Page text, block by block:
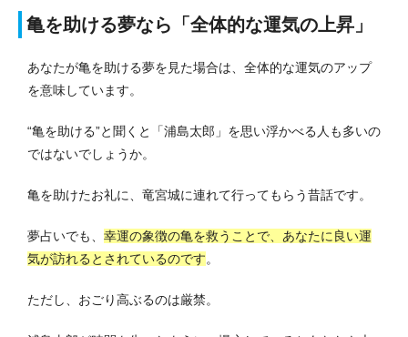
亀を助ける夢なら「全体的な運気の上昇」
あなたが亀を助ける夢を見た場合は、全体的な運気のアップ
を意味しています。
“亀を助ける”と聞くと「浦島太郎」を思い浮かべる人も多いの
ではないでしょうか。
亀を助けたお礼に、竜宮城に連れて行ってもらう昔話です。
夢占いでも、 幸運の象徴の亀を救うことで、あなたに良い運
気が訪れるとされているのです。
ただし、おごり高ぶるのは厳禁。